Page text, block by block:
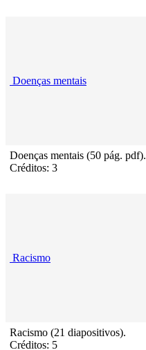
Doenças mentais
Doenças mentais (50 pág. pdf).
Créditos: 3
Racismo
Racismo (21 diapositivos).
Créditos: 5